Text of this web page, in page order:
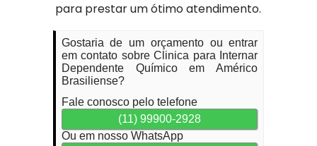
para prestar um ótimo atendimento.
Gostaria de um orçamento ou entrar
em contato sobre Clinica para Internar
Dependente Químico em Américo
Brasiliense?
Fale conosco pelo telefone
(11) 99900-2928
Ou em nosso WhatsApp